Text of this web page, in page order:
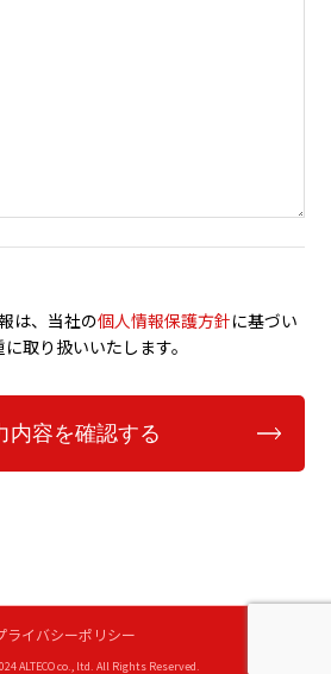
は、当社の個人情報保護方針に基づい
取り扱いいたします。
ライバシーポリシー
ALTECO co., ltd. All Rights Reserved.